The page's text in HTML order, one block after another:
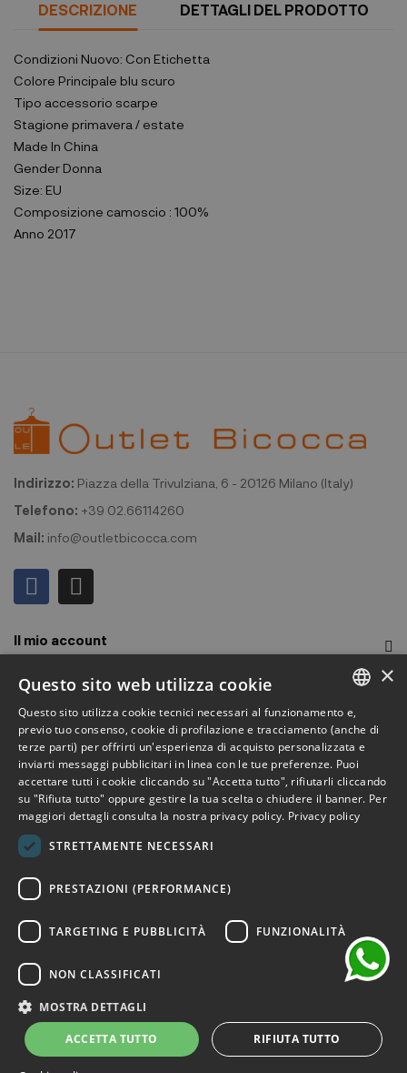
DESCRIZIONE DETTAGLI DEL PRODOTTO
Condizioni Nuovo: Con Etichetta
Colore Principale blu scuro
Tipo accessorio scarpe
Stagione primavera / estate
Made In China
Gender Donna
Size: EU
Composizione camoscio : 100%
Anno 2017
Indirizzo: Piazza della Trivulziana, 6 - 20126 Milano (Italy)
Telefono: +39 02.66114260
Mail: info@outletbicocca.com
Il mio account
Outlet Bicocca
Iscriviti alla Newsletter
Iscriviti per ricevere accesso anticipato a saldi, ultimi arrivi,
promozioni e molto altro.
©2026 Outlet Bicocca - P.IVA 06736400968 - Piazza della
Trivulziana, 6 - 20126 Milano - Italia
Powered byKForge
ITALIAN
ENGLISH
FRENCH
GERMAN
×
Questo sito web utilizza cookie
Questo sito utilizza cookie tecnici necessari al funzionamento e,
previo tuo consenso, cookie di profilazione e tracciamento (anche di
terze parti) per offrirti un'esperienza di acquisto personalizzata e
inviarti messaggi pubblicitari in linea con le tue preferenze. Puoi
accettare tutti i cookie cliccando su "Accetta tutto", rifiutarli cliccando
su "Rifiuta tutto" oppure gestire la tua scelta o chiudere il banner. Per
maggiori dettagli consulta la nostra privacy policy. Privacy policy
STRETTAMENTE NECESSARI
PRESTAZIONI (PERFORMANCE)
TARGETING E PUBBLICITÀ FUNZIONALITÀ
NON CLASSIFICATI
MOSTRA DETTAGLI
ACCETTA TUTTO RIFIUTA TUTTO